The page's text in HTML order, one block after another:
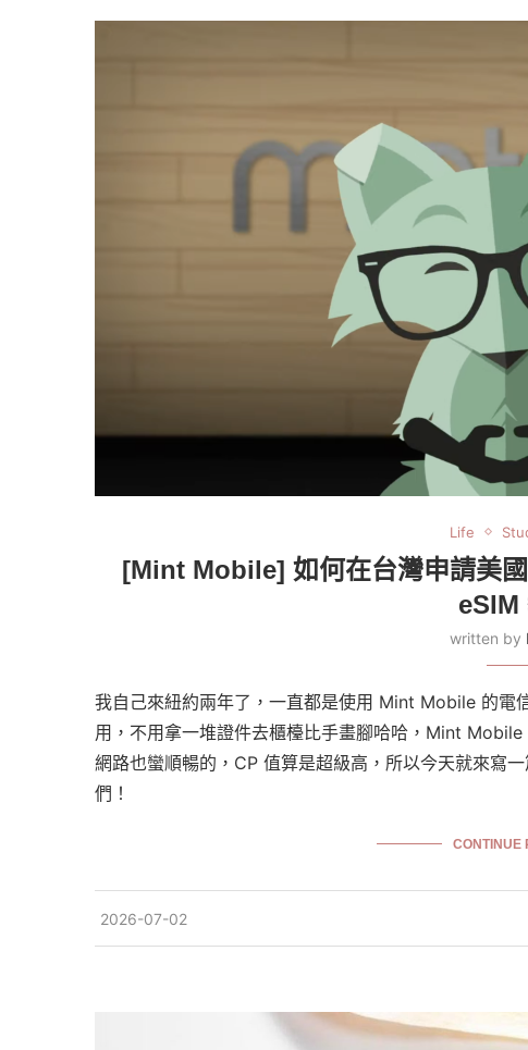
Life
[Mint Mobile] 如何在台灣申請美
eSIM
written by
我自己來紐約兩年了，一直都是使用 Mint Mobile 的電
用，不用拿一堆證件去櫃檯比手畫腳哈哈，Mint
網路也蠻順暢的，CP 值算是超級高，所以今天就來寫
們！
CONTINUE
2026-07-02